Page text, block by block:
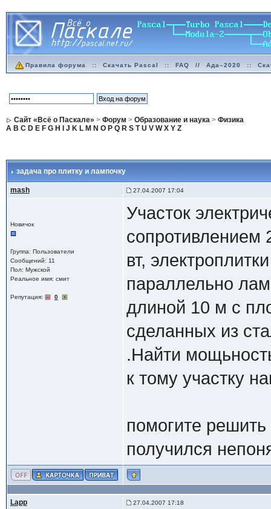
Правила форума :: Скачать Pascal :: FAQ // Ада–2020 ::
Сайт «Всё о Паскале» > Форум > Образование и наука> Физика
A B C D E F G H J K L M N O P Q R S T U V W X Y Z
задача про плитку и лампочку
mash 27.04.2007 17:04
Новичок
Группа: Пользователи
Сообщений: 11
Пол: Мужской
Реальное имя: смит
Репутация: 0
Участок
сопротивлением
вт,
параллельно
длиной 10 м с
сделанных из
.Найти
к тому участку
помогите
получился
Lapp 27.04.2007 17:18